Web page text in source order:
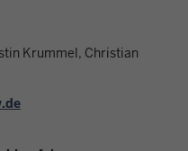
Krummel, Christian